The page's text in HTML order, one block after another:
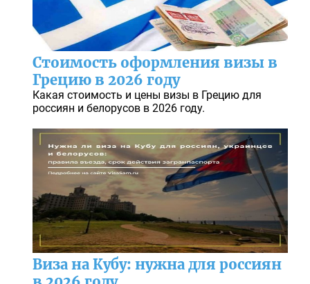
Стоимость оформления визы в
Грецию в 2026 году
Какая стоимость и цены визы в Грецию для
россиян и белорусов в 2026 году.
Виза на Кубу: нужна для россиян